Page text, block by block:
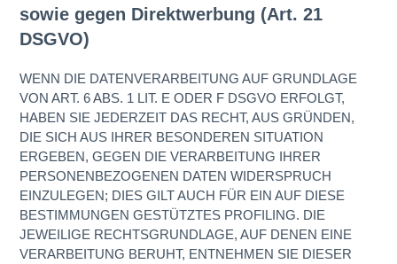
sowie gegen Direktwerbung (Art. 21
DSGVO)
WENN DIE DATENVERARBEITUNG AUF GRUNDLAGE
VON ART. 6 ABS. 1 LIT. E ODER F DSGVO ERFOLGT,
HABEN SIE JEDERZEIT DAS RECHT, AUS GRÜNDEN,
DIE SICH AUS IHRER BESONDEREN SITUATION
ERGEBEN, GEGEN DIE VERARBEITUNG IHRER
PERSONENBEZOGENEN DATEN WIDERSPRUCH
EINZULEGEN; DIES GILT AUCH FÜR EIN AUF DIESE
BESTIMMUNGEN GESTÜTZTES PROFILING. DIE
JEWEILIGE RECHTSGRUNDLAGE, AUF DENEN EINE
VERARBEITUNG BERUHT, ENTNEHMEN SIE DIESER